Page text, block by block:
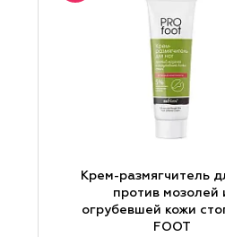
Крем-размягчитель
против мозолей
огрубевшей кожи
FOOT